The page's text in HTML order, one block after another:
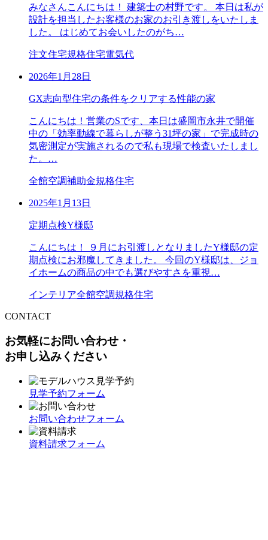
みなさんこんにちは！ 建築士の村野です。 本日は私が
設計を担当したお客様のお家のお引き渡しをいたしま
した。 はじめてお会いしたのがち…
注文住宅規格住宅電気代
2026年1月28日
GX志向型住宅の条件をクリアする性能の家
こんにちは！営業のSです、本日は盛岡市永井で開催
中の「効率動線で暮らしが整う31坪の家」で完成時の
気密測定が実施されるので私も現場で検査いたしまし
た。…
全館空調補助金規格住宅
2025年1月13日
定期点検Y様邸
こんにちは！ ９月にお引渡しとなりましたY様邸の定
期点検にお邪魔してきました。 今回のY様邸は、ジョ
イホームの商品の中でも選びやすさを重視…
インテリア全館空調規格住宅
CONTACT
お気軽にお問い合わせ・
お申し込みください
見学予約フォーム
お問い合わせフォーム
資料請求フォーム